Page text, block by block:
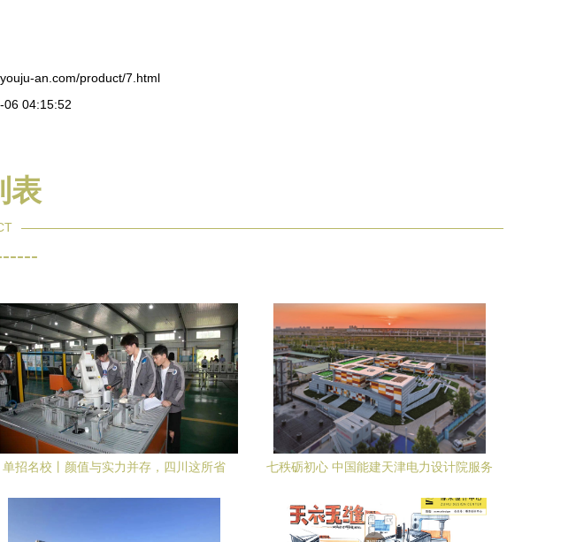
an.com/product/7.html
06 04:15:52
表
单招名校丨颜值与实力并存，四川这所省
七秩砺初心 中国能建天津电力设计院服务